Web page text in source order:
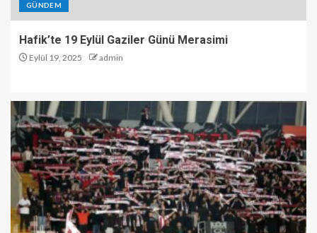
GÜNDEM
Hafik’te 19 Eylül Gaziler Günü Merasimi
Eylül 19, 2025 admin